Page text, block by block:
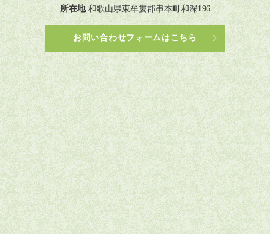
所在地和歌山県東牟婁郡串本町和深196
お問い合わせフォームはこちら